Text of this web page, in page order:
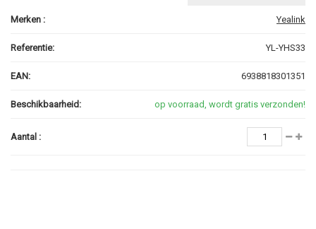
Merken : Yealink
Referentie: YL-YHS33
EAN: 6938818301351
Beschikbaarheid: op voorraad, wordt gratis verzonden!
Aantal :